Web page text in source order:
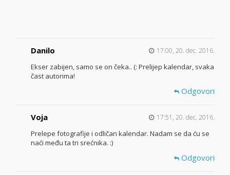
Danilo 17:00, 20. dec. 2016.
Ekser zabijen, samo se on čeka.. (: Prelijep kalendar, svaka
čast autorima!
Odgovori
Voja 17:51, 20. dec. 2016.
Prelepe fotografije i odličan kalendar. Nadam se da ću se
naći među ta tri srećnika. :)
Odgovori